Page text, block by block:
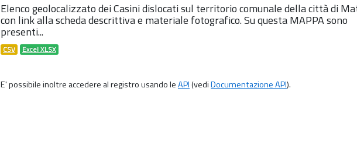
Elenco geolocalizzato dei Casini dislocati sul territorio comunale della città di
con link alla scheda descrittiva e materiale fotografico. Su questa MAPPA sono
presenti...
CSV Excel XLSX
E' possibile inoltre accedere al registro usando leAPI(vediDocumentazione API).